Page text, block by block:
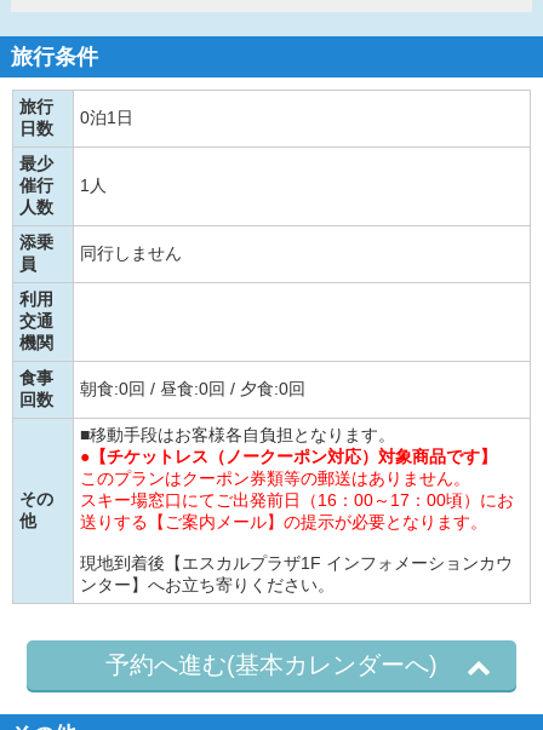
旅行条件
旅行
日数
0泊1日
最少
催行
人数
1人
添乗
員
同行しません
利用
交通
機関
食事
回数
朝食:0回 / 昼食:0回 / 夕食:0回
その
他
■移動手段はお客様各自負担となります。
●【チケットレス（ノークーポン対応）対象商品です】
このプランはクーポン券類等の郵送はありません。
スキー場窓口にてご出発前日（16：00～17：00頃）にお
送りする【ご案内メール】の提示が必要となります。
現地到着後【エスカルプラザ1F インフォメーションカウ
ンター】へお立ち寄りください。
予約へ進む(基本カレンダーへ)